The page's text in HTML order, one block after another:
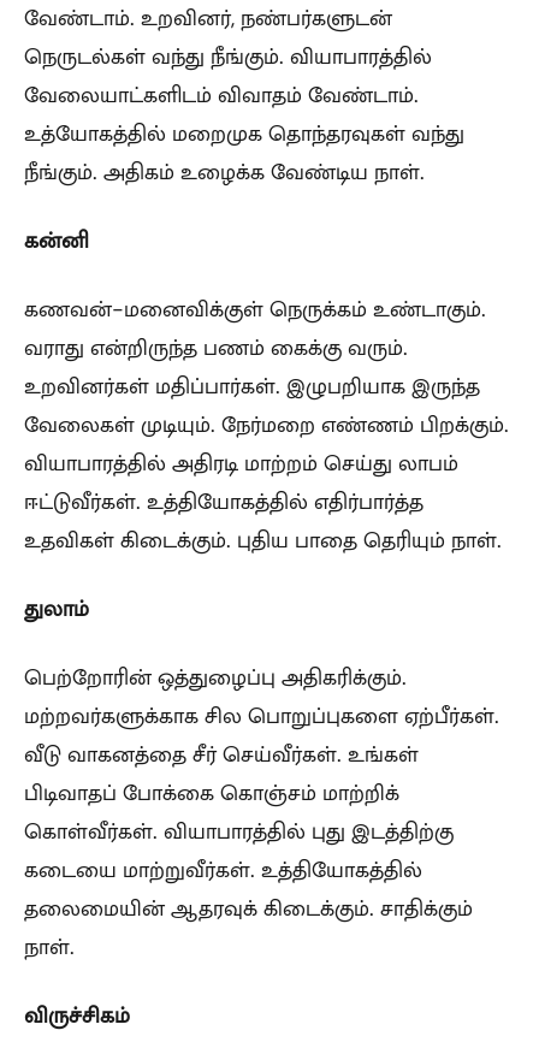
வேண்டாம். உறவினர், நண்பர்களுடன்
நெருடல்கள் வந்து நீங்கும். வியாபாரத்தில்
வேலையாட்களிடம் விவாதம் வேண்டாம்.
உத்யோகத்தில் மறைமுக தொந்தரவுகள் வந்து
நீங்கும். அதிகம் உழைக்க வேண்டிய நாள்.
கன்னி
கணவன்-மனைவிக்குள் நெருக்கம் உண்டாகும்.
வராது என்றிருந்த பணம் கைக்கு வரும்.
உறவினர்கள் மதிப்பார்கள். இழுபறியாக இருந்த
வேலைகள் முடியும். நேர்மறை எண்ணம் பிறக்கும்.
வியாபாரத்தில் அதிரடி மாற்றம் செய்து லாபம்
ஈட்டுவீர்கள். உத்தியோகத்தில் எதிர்பார்த்த
உதவிகள் கிடைக்கும். புதிய பாதை தெரியும் நாள்.
துலாம்
பெற்றோரின் ஒத்துழைப்பு அதிகரிக்கும்.
மற்றவர்களுக்காக சில பொறுப்புகளை ஏற்பீர்கள்.
வீடு வாகனத்தை சீர் செய்வீர்கள். உங்கள்
பிடிவாதப் போக்கை கொஞ்சம் மாற்றிக்
கொள்வீர்கள். வியாபாரத்தில் புது இடத்திற்கு
கடையை மாற்றுவீர்கள். உத்தியோகத்தில்
தலைமையின் ஆதரவுக் கிடைக்கும். சாதிக்கும்
நாள்.
விருச்சிகம்